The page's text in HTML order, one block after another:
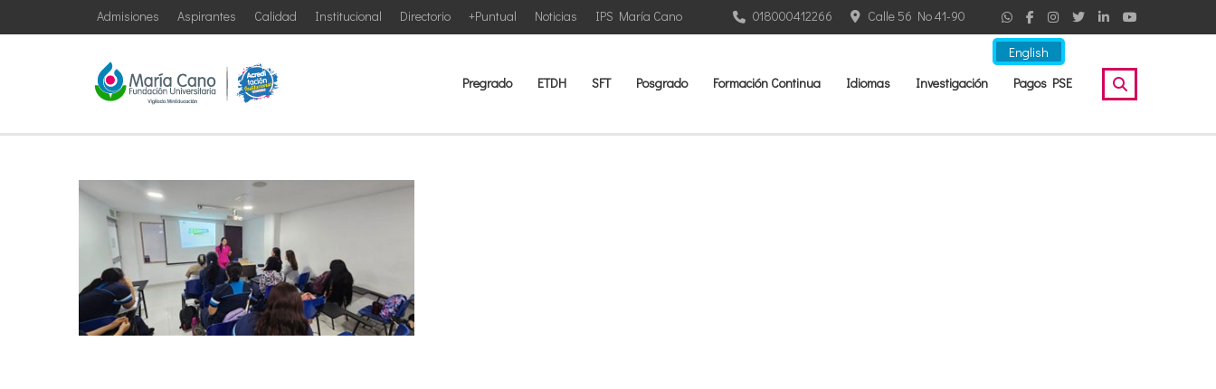
English
IPS María Cano
Noticias
+Puntual
Directorio
Institucional
Calidad
Aspirantes
Admisiones Calle 56 No 41-90
018000412266
Pregrado ETDH SFT Posgrado Formación Continua Idiomas Investigación Pagos PSE